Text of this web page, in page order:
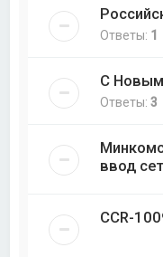
Ответы: 1
С
Ответы:3
ввод
CCR-